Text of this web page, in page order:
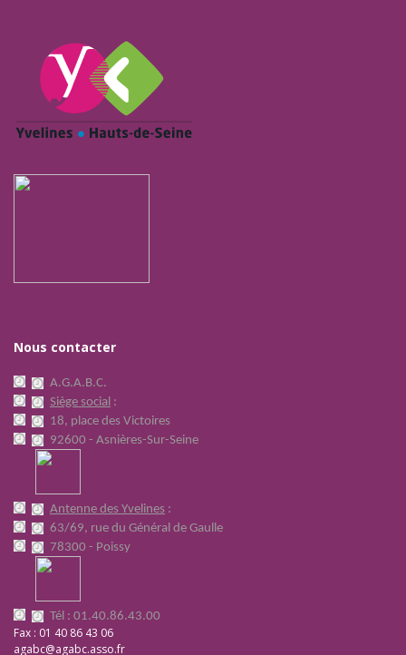
Nous contacter
A.G.A.B.C.
Siège social :
18, place des Victoires
92600 - Asnières-Sur-Seine
Antenne des Yvelines :
63/69, rue du Général de Gaulle
78300 - Poissy
Tél : 01.40.86.43.00
Fax : 01 40 86 43 06
agabc@agabc.asso.fr